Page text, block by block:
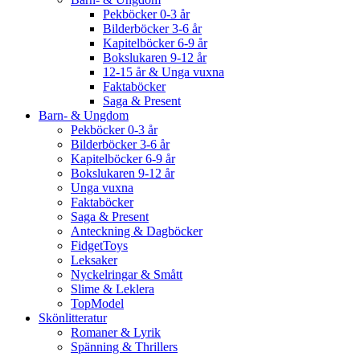
Pekböcker 0-3 år
Bilderböcker 3-6 år
Kapitelböcker 6-9 år
Bokslukaren 9-12 år
12-15 år & Unga vuxna
Faktaböcker
Saga & Present
Barn- & Ungdom
Pekböcker 0-3 år
Bilderböcker 3-6 år
Kapitelböcker 6-9 år
Bokslukaren 9-12 år
Unga vuxna
Faktaböcker
Saga & Present
Anteckning & Dagböcker
FidgetToys
Leksaker
Nyckelringar & Smått
Slime & Leklera
TopModel
Skönlitteratur
Romaner & Lyrik
Spänning & Thrillers